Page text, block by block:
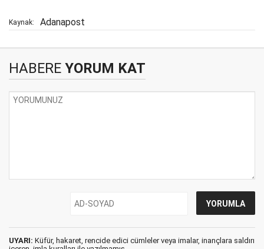
Kaynak: Adanapost
HABERE YORUM KAT
UYARI: Küfür, hakaret, rencide edici cümleler veya imalar, inançlara saldırı